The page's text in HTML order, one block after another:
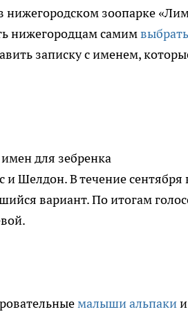
зоопарке
нижегородцам самим
записку с именем,
для зебренка
Шелдон. В течение
вариант. По итогам
малыши альпаки